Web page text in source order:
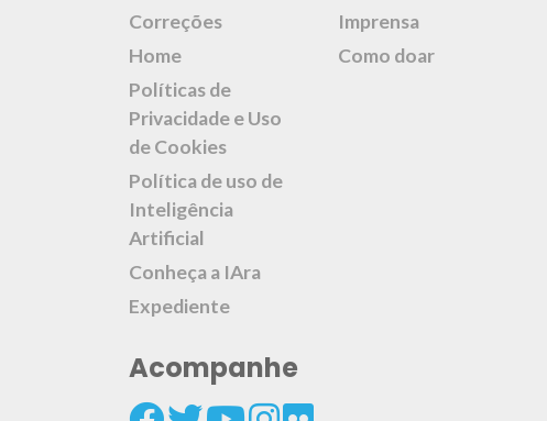
Correções
Home
Políticas de
Privacidade e Uso
de Cookies
Política de uso de
Inteligência
Artificial
Conheça a IAra
Expediente
Imprensa
Como doar
Acompanhe